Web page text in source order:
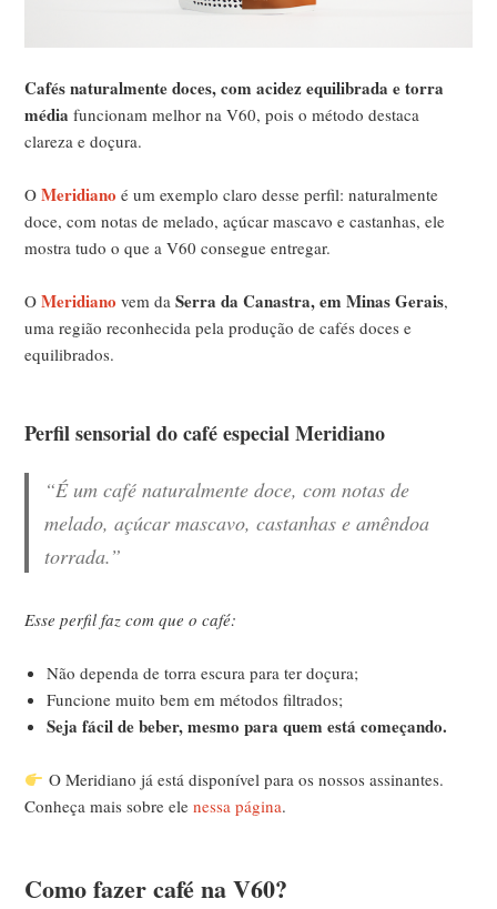
Cafés naturalmente doces, com acidez equilibrada e torra
média funcionam melhor na V60, pois o método destaca
clareza e doçura.
OMeridiano é um exemplo claro desse perfil: naturalmente
doce, com notas de melado, açúcar mascavo e castanhas, ele
mostra tudo o que a V60 consegue entregar.
OMeridiano vem daSerra da Canastra, em Minas Gerais,
uma região reconhecida pela produção de cafés doces e
equilibrados.
Perfil sensorial do café especial Meridiano
“É um café naturalmente doce, com notas de
melado, açúcar mascavo, castanhas e amêndoa
torrada.”
Esse perfil faz com que o café:
Não dependa de torra escura para ter doçura;
Funcione muito bem em métodos filtrados;
Seja fácil de beber, mesmo para quem está começando.
O Meridiano já está disponível para os nossos assinantes.
Conheça mais sobre elenessa página.
Como fazer café na V60?